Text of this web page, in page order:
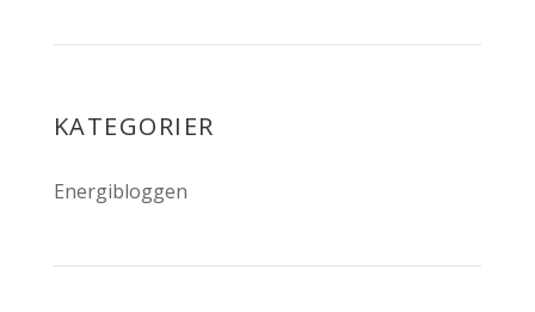
KATEGORIER
Energibloggen